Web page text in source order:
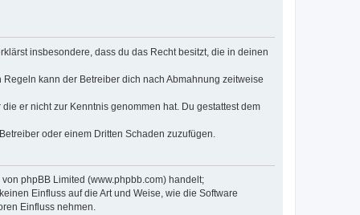
insbesondere, dass du das Recht besitzt, die in deinen
kann der Betreiber dich nach Abmahnung zeitweise
er nicht zur Kenntnis genommen hat. Du gestattest dem
oder einem Dritten Schaden zuzufügen.
phpBB Limited (www.phpbb.com) handelt;
Einfluss auf die Art und Weise, wie die Software
Einfluss nehmen.